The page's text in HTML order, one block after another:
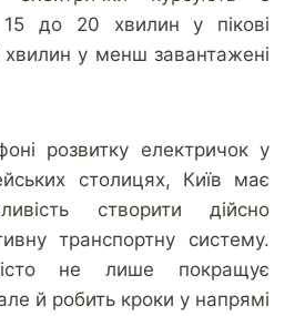
15 до 20 хвилин у пікові
у менш завантажені
розвитку електричок у
столицях, Київ має
створити дійсно
транспортну систему.
не лише покращує
й робить кроки у напрямі